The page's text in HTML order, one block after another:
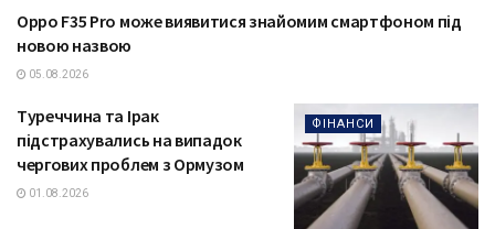
ТЕХНОЛОГІЇ
Oppo F35 Pro може виявитися знайомим смартфоном під
новою назвою
05.08.2026
ФІНАНСИ
Туреччина та Ірак
підстрахувались на випадок
чергових проблем з Ормузом
01.08.2026